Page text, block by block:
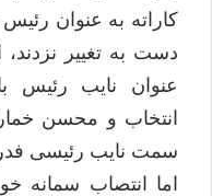
کاراته به عنوان
دست به تغییر
عنوان نایب رئیس
انتخاب و محسن
سمت نایب رئیسی
اما انتصاب سمانه